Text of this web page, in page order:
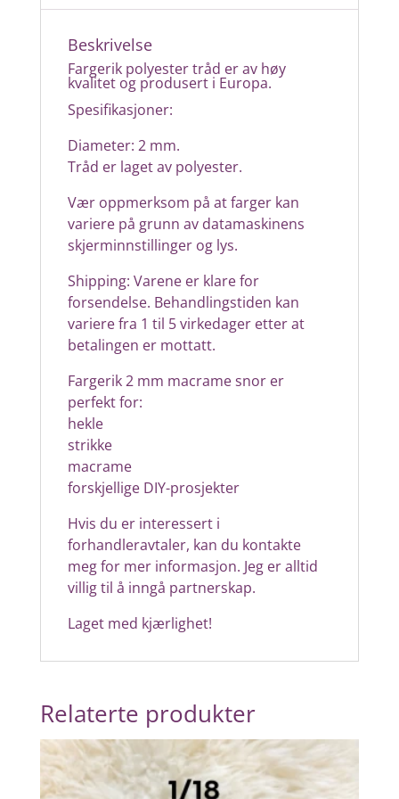
Beskrivelse
Fargerik polyester tråd er av høy
kvalitet og produsert i Europa.
Spesifikasjoner:
Diameter: 2 mm.
Tråd er laget av polyester.
Vær oppmerksom på at farger kan
variere på grunn av datamaskinens
skjerminnstillinger og lys.
Shipping: Varene er klare for
forsendelse. Behandlingstiden kan
variere fra 1 til 5 virkedager etter at
betalingen er mottatt.
Fargerik 2 mm macrame snor er
perfekt for:
hekle
strikke
macrame
forskjellige DIY-prosjekter
Hvis du er interessert i
forhandleravtaler, kan du kontakte
meg for mer informasjon. Jeg er alltid
villig til å inngå partnerskap.
Laget med kjærlighet!
Relaterte produkter